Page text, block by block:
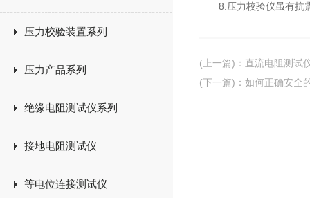
压力校验装置系列
压力产品系列
绝缘电阻测试仪系列
接地电阻测试仪
等电位连接测试仪
8.压力校验仪虽有抗震
(上一篇) ： 直流电阻测试
(下一篇) ： 如何正确安全